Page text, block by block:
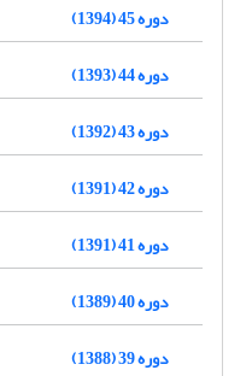
دوره 45 (1394)
دوره 44 (1393)
دوره 43 (1392)
دوره 42 (1391)
دوره 41 (1391)
دوره 40 (1389)
دوره 39 (1388)